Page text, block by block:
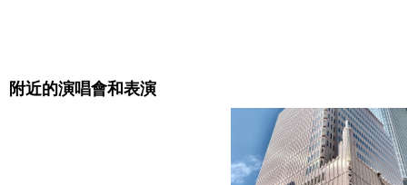
附近的演唱會和表演